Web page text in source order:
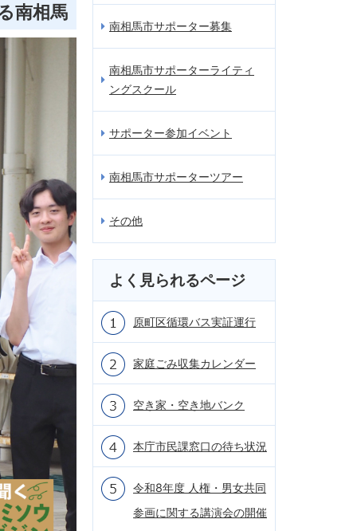
南相馬
南相馬市サポーター募集
南相馬市サポーターライティ
ングスクール
サポーター参加イベント
南相馬市サポーターツアー
その他
よく見られるページ
原町区循環バス実証運行
家庭ごみ収集カレンダー
空き家・空き地バンク
本庁市民課窓口の待ち状況
令和8年度 人権・男女共同
参画に関する講演会の開催